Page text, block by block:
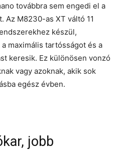
továbbra sem engedi el a
Az M8230-as XT váltó 11
készül,
maximális tartósságot és a
keresik. Ez különösen vonzó
vagy azoknak, akik sok
egész évben.
jobb